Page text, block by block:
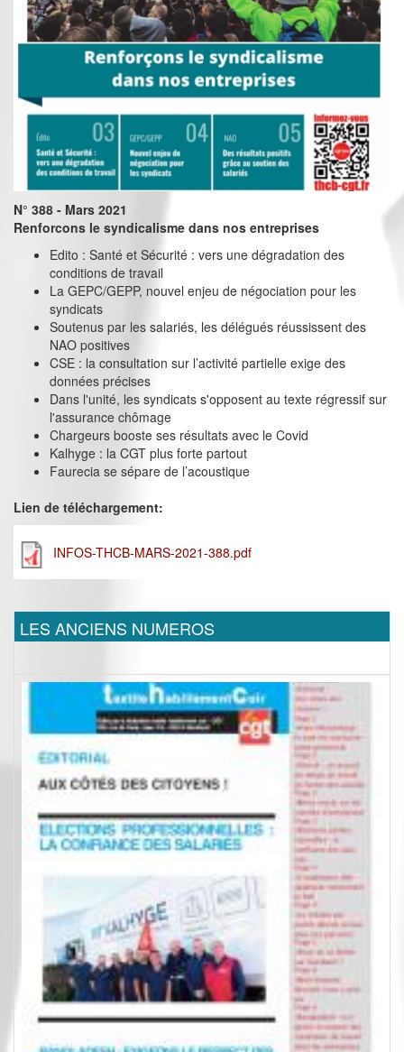
N° 388 - Mars 2021
Renforcons le syndicalisme dans nos entreprises
Edito : Santé et Sécurité : vers une dégradation des
conditions de travail
La GEPC/GEPP, nouvel enjeu de négociation pour les
syndicats
Soutenus par les salariés, les délégués réussissent des
NAO positives
CSE : la consultation sur l’activité partielle exige des
données précises
Dans l'unité, les syndicats s'opposent au texte régressif sur
l'assurance chômage
Chargeurs booste ses résultats avec le Covid
Kalhyge : la CGT plus forte partout
Faurecia se sépare de l’acoustique
Lien de téléchargement:
INFOS-THCB-MARS-2021-388.pdf
LES ANCIENS NUMEROS